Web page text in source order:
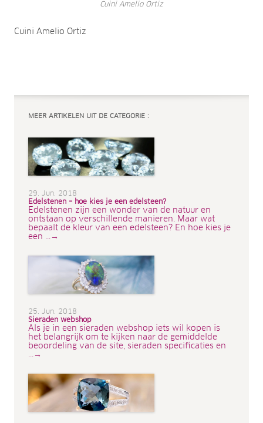
Cuini Amelio Ortiz
Cuini Amelio Ortiz
MEER ARTIKELEN UIT DE CATEGORIE :
29. Jun. 2018
Edelstenen – hoe kies je een edelsteen?
Edelstenen zijn een wonder van de natuur en
ontstaan op verschillende manieren. Maar wat
bepaalt de kleur van een edelsteen? En hoe kies je
een ...→
25. Jun. 2018
Sieraden webshop
Als je in een sieraden webshop iets wil kopen is
het belangrijk om te kijken naar de gemiddelde
beoordeling van de site, sieraden specificaties en
...→